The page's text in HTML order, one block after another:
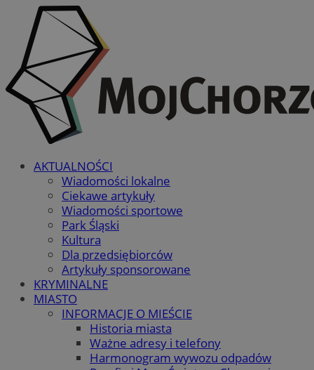
AKTUALNOŚCI
Wiadomości lokalne
Ciekawe artykuły
Wiadomości sportowe
Park Śląski
Kultura
Dla przedsiębiorców
Artykuły sponsorowane
KRYMINALNE
MIASTO
INFORMACJE O MIEŚCIE
Historia miasta
Ważne adresy i telefony
Harmonogram wywozu odpadów